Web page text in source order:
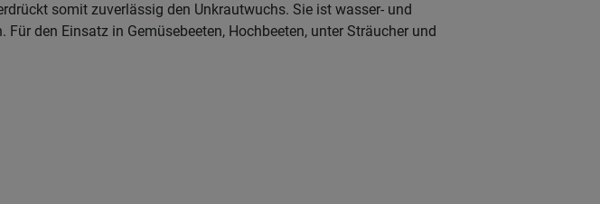
somit zuverlässig den Unkrautwuchs. Sie ist wasser- und
den Einsatz in Gemüsebeeten, Hochbeeten, unter Sträucher und